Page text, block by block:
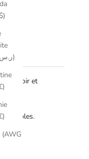
(SAR ر.س)
et noir et